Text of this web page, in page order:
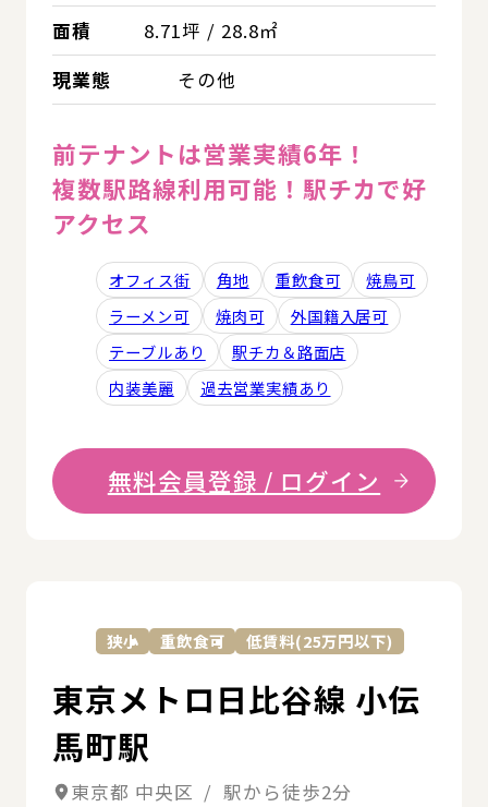
面積
8.71坪 / 28.8㎡
現業態
その他
前テナントは営業実績6年！
複数駅路線利用可能！駅チカで好
アクセス
オフィス街 角地 重飲食可
焼鳥可
ラーメン可
焼肉可
外国籍入居可
テーブルあり
駅チカ＆路面店
内装美麗
過去営業実績あり
無料会員登録 / ログイン
狭小 重飲食可 低賃料(25万円以下)
東京メトロ日比谷線 小伝
馬町駅
東京都 中央区 / 駅から徒歩2分